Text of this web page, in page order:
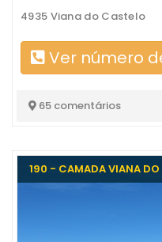
4935 Viana do Castelo
Ver número
65 comentários
190 - CAMADA VIANA DO